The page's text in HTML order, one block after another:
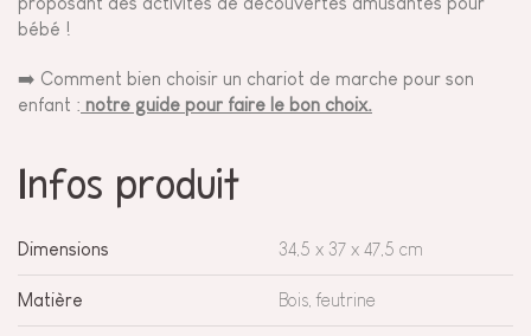
bébé !
➡️ Comment bien choisir un chariot de marche pour son
enfant : notre guide pour faire le bon choix.
Infos produit
Dimensions 34,5 x 37 x 47,5 cm
Matière Bois, feutrine